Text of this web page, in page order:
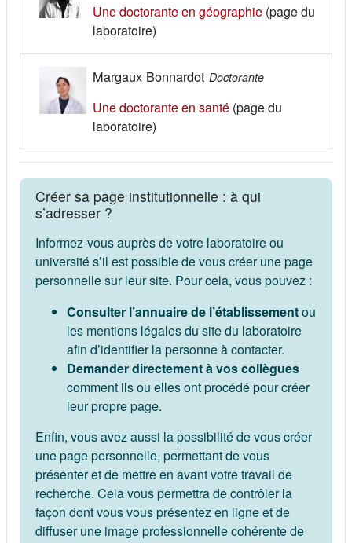
Une doctorante en géographie(s'ouvre dans
(page du
laboratoire)
Margaux Bonnardot Doctorante
Une doctorante en santé(s'ouvre dans un
(page du
laboratoire)
Créer sa page institutionnelle : à qui
s’adresser ?
Informez-vous auprès de votre laboratoire ou
université s’il est possible de vous créer une page
personnelle sur leur site. Pour cela, vous pouvez :
Consulter l’annuaire de l’établissementou
les mentions légales du site du laboratoire
afin d’identifier la personne à contacter.
Demander directement à vos collègues
comment ils ou elles ont procédé pour créer
leur propre page.
Enfin, vous avez aussi la possibilité de vous créer
une page personnelle, permettant de vous
présenter et de mettre en avant votre travail de
recherche. Cela vous permettra de contrôler la
façon dont vous vous présentez en ligne et de
diffuser une image professionnelle cohérente de